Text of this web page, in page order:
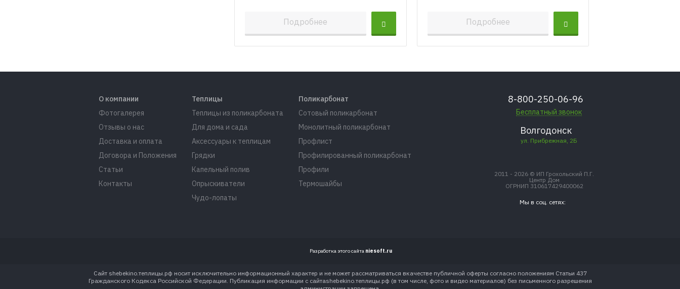
Подробнее Подробнее
О компании
Фотогалерея
Отзывы о нас
Доставка и оплата
Договора и Положения
Статьи
Контакты
Теплицы
Теплицы из поликарбоната
Для дома и сада
Аксессуары к теплицам
Грядки
Капельный полив
Опрыскиватели
Чудо-лопаты
Поликарбонат
Сотовый поликарбонат
Монолитный поликарбонат
Профлист
Профилированный поликарбонат
Профили
Термошайбы
8-800-250-06-96
Бесплатный звонок
Волгодонск
ул. Прибрежная, 2Б
2011 - 2026 © ИП Грохольский П.Г.
Центр Дом
ОГРНИП 310617429400062
Мы в соц. сетях:
Разработка этого сайта niesoft.ru
Сайт shebekino.теплицы.рф носит исключительно информационный характер и не может рассматриваться вкачестве публичной оферты согласно положениям Статьи 437
Гражданского Кодекса Российской Федерации. Публикация информации с сайтаshebekino.теплицы.рф (в том числе, фото и видео материалов) без письменного разрешения